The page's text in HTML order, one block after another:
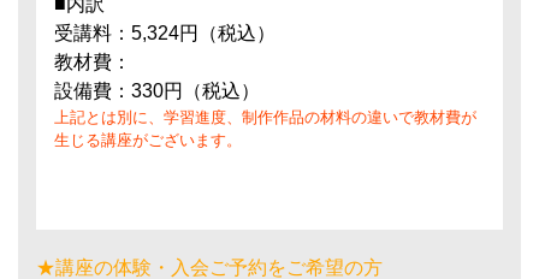
■内訳
受講料：5,324円（税込）
教材費：
設備費：330円（税込）
上記とは別に、学習進度、制作作品の材料の違いで教材費が
生じる講座がございます。
★講座の体験・入会ご予約をご希望の方